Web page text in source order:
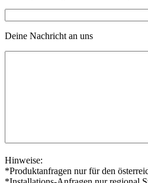
Deine Nachricht an uns
Hinweise:
*Produktanfragen nur für den